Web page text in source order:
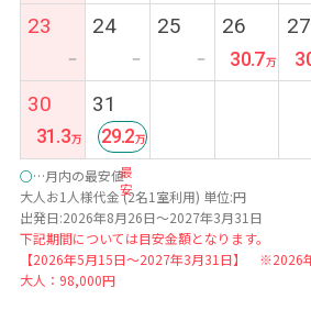
23
ー
24
ー
25
ー
26
30.7
27
30
31.3
31
最
安
29.2
○…月内の最安値
大人お1人様代金 (2名1室利用) 単位:円
出発日:2026年8月26日～2027年3月31日
下記期間については目安金額となります。
【2026年5月15日～2027年3月31日】 ※2026
大人：98,000円